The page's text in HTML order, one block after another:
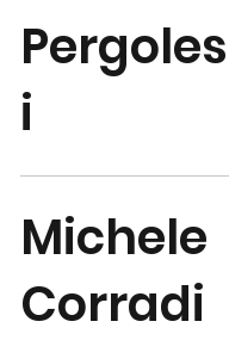
Pergoles
i
Michele
Corradi